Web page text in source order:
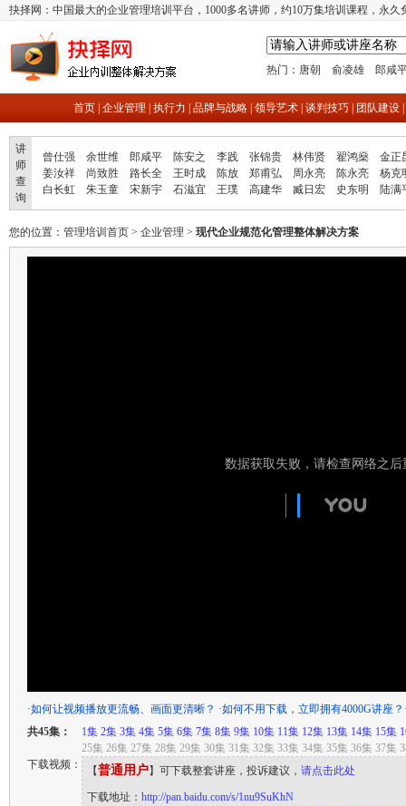
抉择网：中国最大的企业管理培训平台，1000多名讲师，约10万集培训课程，永
热门： 唐朝 俞凌雄 郎咸
首页| 企业管理 执行力 品牌与战略| 领导艺术| 谈判技巧| 团队建设|
讲
师
查
询
曾仕强 余世维 郎咸平 陈安之 李践 张锦贵 林伟贤 翟鸿燊
金正
姜汝祥
尚致胜 路长全 王时成 陈放 郑甫弘 周永亮 陈永亮
杨克
白长虹
朱玉童 宋新宇 石滋宜 王璞 高建华 臧日宏 史东明 陆满
您的位置： 管理培训首页 > 企业管理 > 现代企业规范化管理整体解决方案
·如何让视频播放更流畅、画面更清晰？ ·如何不用下载，立即拥有4000G讲座？
共45集：
1集 2集 3集 4集 5集 6集 7集 8集 9集 10集 11集 12集 13集 14集 15集
25集 26集 27集 28集 29集 30集 31集 32集 33集 34集 35集 36集 37集
下载视频：
【普通用户】可下载整套讲座，投诉建议， 请点击此处
下载地址： http://pan.baidu.com/s/1nu9SuKhN